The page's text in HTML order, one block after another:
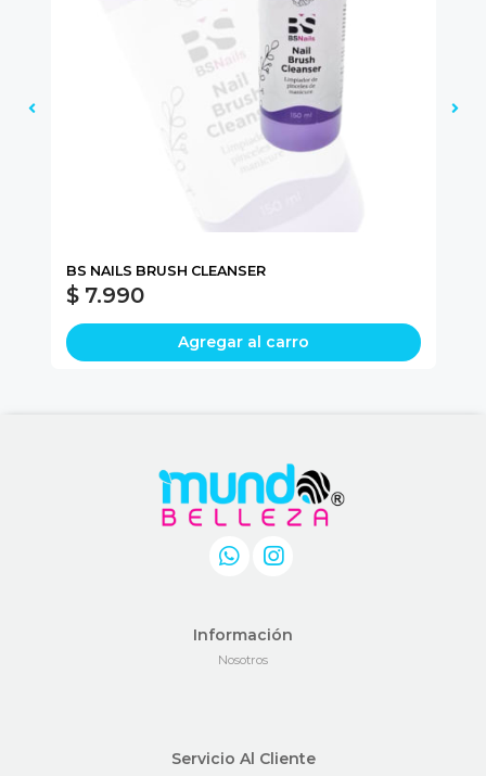
BS NAILS BRUSH CLEANSER
$ 7.990
Agregar al carro
Información
Nosotros
Servicio Al Cliente